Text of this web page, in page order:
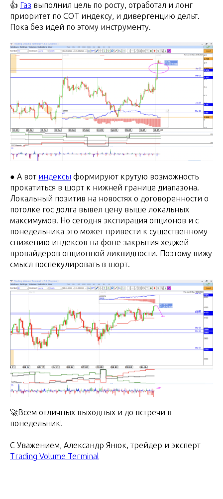
👍 Газ выполнил цель по росту, отработал и лонг
приоритет по СОТ индексу, и дивергенцию дельт.
Пока без идей по этому инструменту.
● А вот индексы формируют крутую возможность
прокатиться в шорт к нижней границе диапазона.
Локальный позитив на новостях о договоренности о
потолке гос долга вывел цену выше локальных
максимумов. Но сегодня экспирация опционов и с
понедельника это может привести к существенному
снижению индексов на фоне закрытия хеджей
провайдеров опционной ликвидности. Поэтому вижу
смысл поспекулировать в шорт.
🚀Всем отличных выходных и до встречи в
понедельник!
С Уважением, Александр Янюк, трейдер и экcперт
Trading Volume Terminal